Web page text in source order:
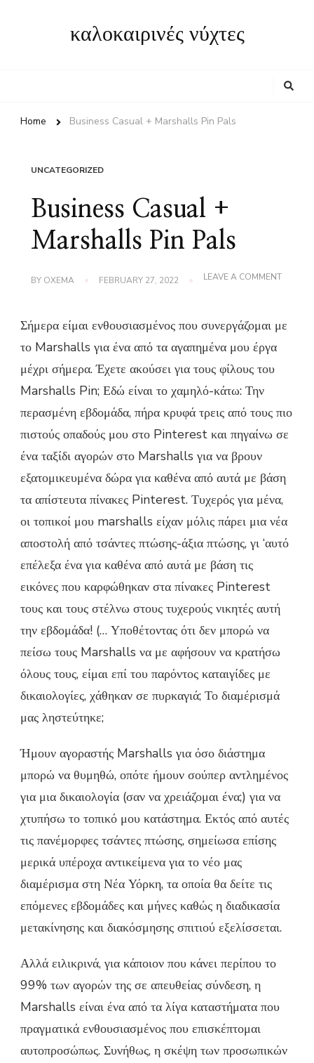
καλοκαιρινές νύχτες
Home Business Casual + Marshalls Pin Pals
UNCATEGORIZED
Business Casual +
Marshalls Pin Pals
BY OXEMA FEBRUARY 27, 2022 LEAVE A COMMENTON
Σήμερα είμαι ενθουσιασμένος που συνεργάζομαι με
το Marshalls για ένα από τα αγαπημένα μου έργα
μέχρι σήμερα. Έχετε ακούσει για τους φίλους του
Marshalls Pin; Εδώ είναι το χαμηλό-κάτω: Την
περασμένη εβδομάδα, πήρα κρυφά τρεις από τους πιο
πιστούς οπαδούς μου στο Pinterest και πηγαίνω σε
ένα ταξίδι αγορών στο Marshalls για να βρουν
εξατομικευμένα δώρα για καθένα από αυτά με βάση
τα απίστευτα πίνακες Pinterest. Τυχερός για μένα,
οι τοπικοί μου marshalls είχαν μόλις πάρει μια νέα
αποστολή από τσάντες πτώσης-άξια πτώσης, γι ‘αυτό
επέλεξα ένα για καθένα από αυτά με βάση τις
εικόνες που καρφώθηκαν στα πίνακες Pinterest
τους και τους στέλνω στους τυχερούς νικητές αυτή
την εβδομάδα! (… Υποθέτοντας ότι δεν μπορώ να
πείσω τους Marshalls να με αφήσουν να κρατήσω
όλους τους, είμαι επί του παρόντος καταιγίδες με
δικαιολογίες, χάθηκαν σε πυρκαγιά; Το διαμέρισμά
μας ληστεύτηκε;
Ήμουν αγοραστής Marshalls για όσο διάστημα
μπορώ να θυμηθώ, οπότε ήμουν σούπερ αντλημένος
για μια δικαιολογία (σαν να χρειάζομαι ένα;) για να
χτυπήσω το τοπικό μου κατάστημα. Εκτός από αυτές
τις πανέμορφες τσάντες πτώσης, σημείωσα επίσης
μερικά υπέροχα αντικείμενα για το νέο μας
διαμέρισμα στη Νέα Υόρκη, τα οποία θα δείτε τις
επόμενες εβδομάδες και μήνες καθώς η διαδικασία
μετακίνησης και διακόσμησης σπιτιού εξελίσσεται.
Αλλά ειλικρινά, για κάποιον που κάνει περίπου το
99% των αγορών της σε απευθείας σύνδεση, η
Marshalls είναι ένα από τα λίγα καταστήματα που
πραγματικά ενθουσιασμένος που επισκέπτομαι
αυτοπροσώπως. Συνήθως, η σκέψη των προσωπικών